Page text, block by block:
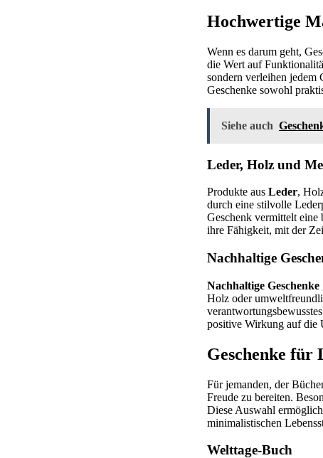
Hochwertige
Wenn es darum geht,
die Wert auf
sondern verleihen jedem
Geschenke sowohl
Siehe auch
Leder, Holz und
Produkte aus Leder,
durch eine stilvolle
Geschenk vermittelt eine
ihre Fähigkeit, mit der
Nachhaltige
Nachhaltige Geschenke
Holz oder
positive Wirkung auf die
Geschenke für
Für jemanden, der
Freude zu bereiten.
Diese Auswahl
minimalistischen
Welttage-Buch